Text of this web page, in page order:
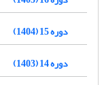
دوره 15 (1404)
دوره 14 (1403)